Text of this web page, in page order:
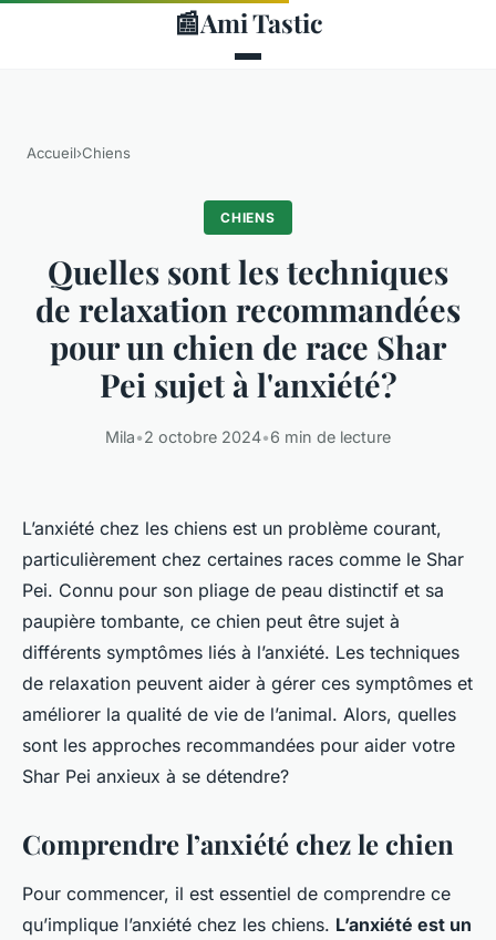
📰Ami Tastic
Accueil›Chiens
CHIENS
Quelles sont les techniques
de relaxation recommandées
pour un chien de race Shar
Pei sujet à l'anxiété?
Mila•2 octobre 2024•6 min de lecture
L’anxiété chez les chiens est un problème courant,
particulièrement chez certaines races comme le Shar
Pei. Connu pour son pliage de peau distinctif et sa
paupière tombante, ce chien peut être sujet à
différents symptômes liés à l’anxiété. Les techniques
de relaxation peuvent aider à gérer ces symptômes et
améliorer la qualité de vie de l’animal. Alors, quelles
sont les approches recommandées pour aider votre
Shar Pei anxieux à se détendre?
Comprendre l’anxiété chez le chien
Pour commencer, il est essentiel de comprendre ce
qu’implique l’anxiété chez les chiens. L’anxiété est un